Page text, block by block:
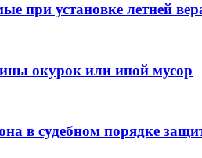
при установке летней
окурок или иной мусор
в судебном порядке